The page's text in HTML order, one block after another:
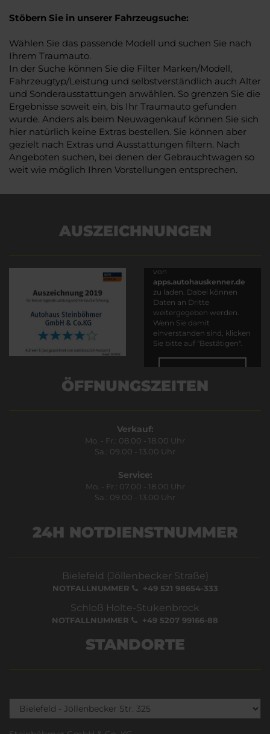
Stöbern Sie in unserer Fahrzeugsuche:
Wählen Sie das passende Modell und suchen Sie nach
Ihrem Traumauto.
In der Suche können Sie die Filter Marken/Modell,
Fahrzeugtyp/Leistung und selbstverständlich auch Alter
und Sonderausstattungen anwählen. So grenzen Sie die
Ergebnisse soweit ein, bis Ihr Traumauto gefunden
wurde. Anders als beim Neuwagenkauf können Sie sich
hier natürlich keine Extras bestellen. Sie können aber
gezielt nach Extras und Ausstattungen filtern. Nach
Angeboten suchen, bei denen der Gebrauchtwagen so
weit wie möglich Ihren Vorstellungen entsprechen.
AUSZEICHNUNGEN
von
apps.autohauskenner.de
zu laden. Dabei können
Daten an Dritte
weitergegeben werden.
Wenn Sie damit
einverstanden sind, klicken
Sie bitte auf "Bestätigen".
ÖFFNUNGSZEITEN
Verkauf:
Mo. - Fr.: 08.00 - 18.00 Uhr
Sa.: 09.00 - 13.00 Uhr
Service:
Mo. - Fr.: 07.00 - 18.00 Uhr
Sa.: 09.00 - 13.00 Uhr
24H NOTDIENSTNUMMER
Bielefeld (Jöllenbecker Straße)
NOTFALLNUMMER +49 521 98654-333
Schloß Holte-Stukenbrock
NOTFALLNUMMER +49 5207 99166-88
STANDORTE